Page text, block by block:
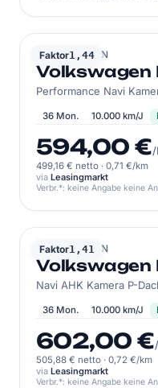
Faktor1,44
VOLKSWAGEN
Volkswagen
Performance Navi
36 Mon. 10.000 km/J
594,00 €
499,16 € netto · 0,71 €/km
via Leasingmarkt
Verbr.*: keine Angabe keine
Faktor1,41
VOLKSWAGEN
Volkswagen
Navi AHK Kamera P-
36 Mon. 10.000 km/J
602,00 €
505,88 € netto · 0,72 €/km
via Leasingmarkt
Verbr.*: keine Angabe keine